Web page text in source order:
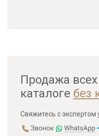
Продажа
каталоге без
Свяжитесь с